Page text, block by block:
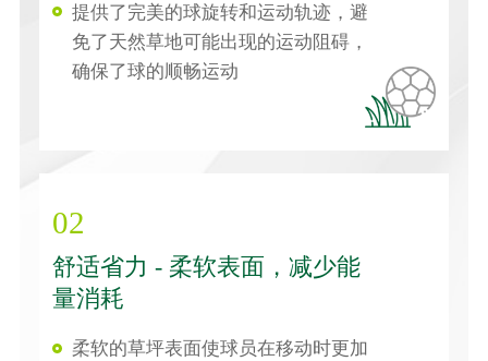
提供了完美的球旋转和运动轨迹，避
免了天然草地可能出现的运动阻碍，
确保了球的顺畅运动
02
舒适省力 - 柔软表面，减少能
量消耗
柔软的草坪表面使球员在移动时更加